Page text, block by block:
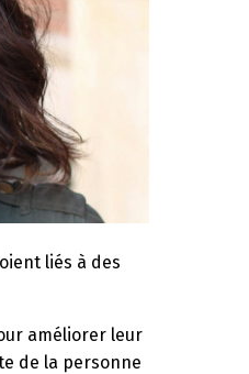
liés à des
améliorer leur
de la personne